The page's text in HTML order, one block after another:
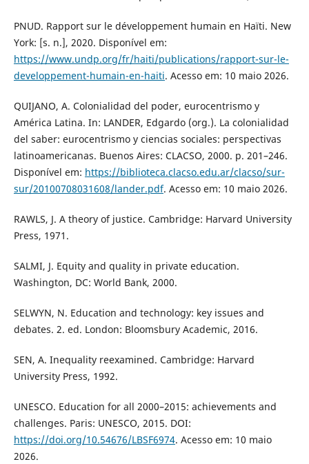
PNUD. Rapport sur le développement humain en Haïti. New
York: [s. n.], 2020. Disponível em:
https://www.undp.org/fr/haiti/publications/rapport-sur-le-
developpement-humain-en-haiti. Acesso em: 10 maio 2026.
QUIJANO, A. Colonialidad del poder, eurocentrismo y
América Latina. In: LANDER, Edgardo (org.). La colonialidad
del saber: eurocentrismo y ciencias sociales: perspectivas
latinoamericanas. Buenos Aires: CLACSO, 2000. p. 201–246.
Disponível em: https://biblioteca.clacso.edu.ar/clacso/sur-
sur/20100708031608/lander.pdf. Acesso em: 10 maio 2026.
RAWLS, J. A theory of justice. Cambridge: Harvard University
Press, 1971.
SALMI, J. Equity and quality in private education.
Washington, DC: World Bank, 2000.
SELWYN, N. Education and technology: key issues and
debates. 2. ed. London: Bloomsbury Academic, 2016.
SEN, A. Inequality reexamined. Cambridge: Harvard
University Press, 1992.
UNESCO. Education for all 2000–2015: achievements and
challenges. Paris: UNESCO, 2015. DOI:
https://doi.org/10.54676/LBSF6974. Acesso em: 10 maio
2026.